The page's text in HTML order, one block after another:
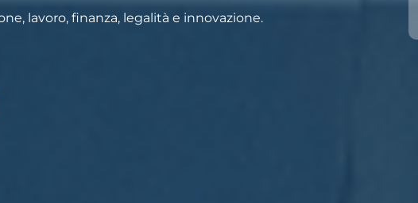
lavoro, finanza, legalità e innovazione.